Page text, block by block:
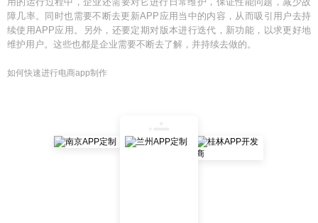
障几率。同时也需要不断去更新APP应用当中的内容，从而吸引用户去持
续使用APP应用。另外，还要定期对版本进行迭代，新功能，以求更好地
维护用户。这些也都是企业需要不断去了解，并持续去做的。
如何快速进行电商app制作